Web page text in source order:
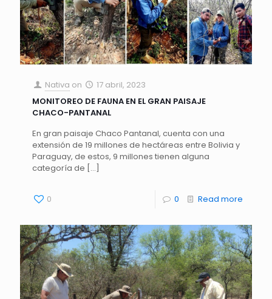
Nativa on
17 abril, 2023
MONITOREO DE FAUNA EN EL GRAN PAISAJE
CHACO-PANTANAL
En gran paisaje Chaco Pantanal, cuenta con una
extensión de 19 millones de hectáreas entre Bolivia y
Paraguay, de estos, 9 millones tienen alguna
categoría de […]
0 0 Read more